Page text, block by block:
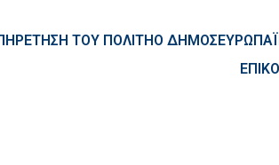
ΤΟΥ ΠΟΛΙΤΗΟ ΔΗΜΟΣ